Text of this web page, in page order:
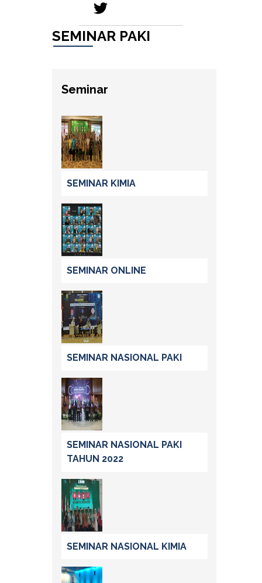
SEMINAR PAKI
Seminar
SEMINAR KIMIA
SEMINAR ONLINE
SEMINAR NASIONAL PAKI
SEMINAR NASIONAL PAKI
TAHUN 2022
SEMINAR NASIONAL KIMIA